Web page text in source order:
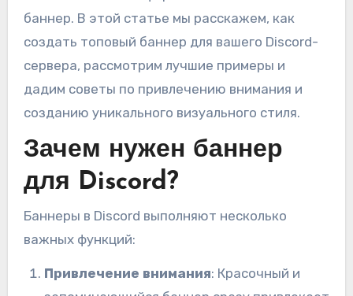
баннер. В этой статье мы расскажем, как
создать топовый баннер для вашего Discord-
сервера, рассмотрим лучшие примеры и
дадим советы по привлечению внимания и
созданию уникального визуального стиля.
Зачем нужен баннер
для Discord?
Баннеры в Discord выполняют несколько
важных функций:
Привлечение внимания: Красочный и